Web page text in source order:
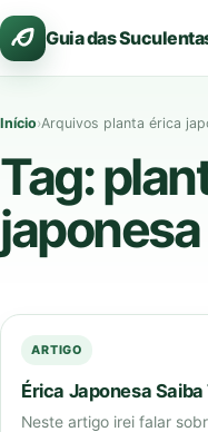
Pular
para
o
Guia das
Início›Arquivos planta érica
Tag:
japonesa
ARTIGO
Érica Japonesa
Neste artigo irei falar